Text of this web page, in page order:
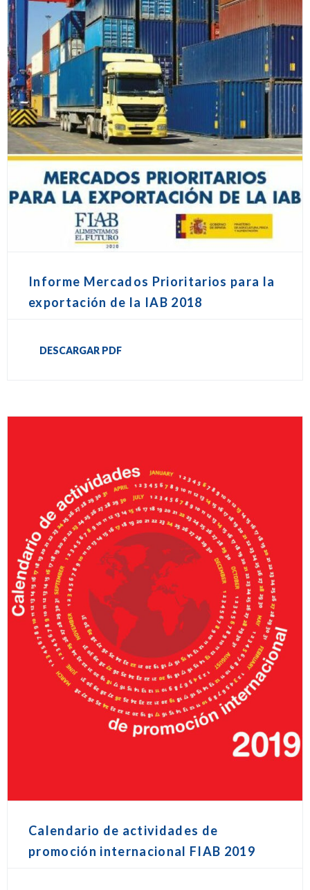
Informe Mercados Prioritarios para la
exportación de la IAB 2018
DESCARGAR PDF
Calendario de actividades de
promoción internacional FIAB 2019